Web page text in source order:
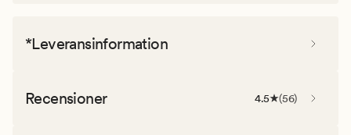
*Leveransinformation
Recensioner 4.5 (56)